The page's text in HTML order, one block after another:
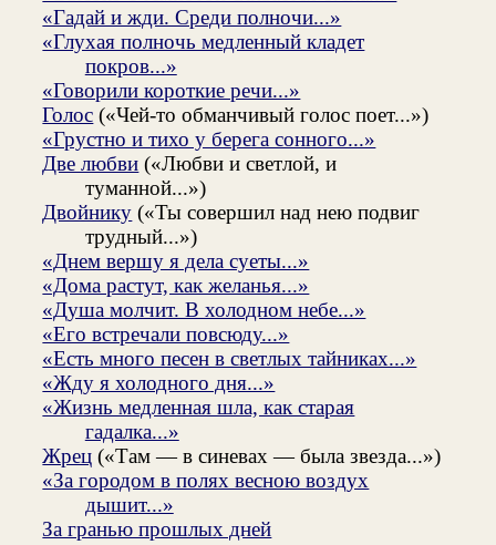
«Гадай и жди. Среди полночи...»
«Глухая полночь медленный кладет
покров...»
«Говорили короткие речи...»
Голос («Чей-то обманчивый голос поет...»)
«Грустно и тихо у берега сонного...»
Две любви («Любви и светлой, и
туманной...»)
Двойнику («Ты совершил над нею подвиг
трудный...»)
«Днем вершу я дела суеты...»
«Дома растут, как желанья...»
«Душа молчит. В холодном небе...»
«Его встречали повсюду...»
«Есть много песен в светлых тайниках...»
«Жду я холодного дня...»
«Жизнь медленная шла, как старая
гадалка...»
Жрец («Там — в синевах — была звезда...»)
«За городом в полях весною воздух
дышит...»
За гранью прошлых дней